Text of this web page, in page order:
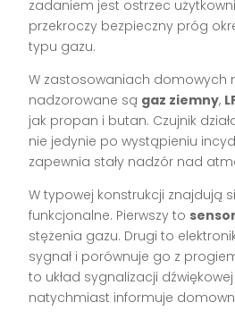
zadaniem jest ostrzec
przekroczy bezpieczny próg
typu gazu.
W zastosowaniach domowych
nadzorowane są gaz ziemny,
jak propan i butan. Czujnik
nie jedynie po wystąpieniu
zapewnia stały nadzór nad
W typowej konstrukcji znajdują
funkcjonalne. Pierwszy to sensor
stężenia gazu. Drugi to
sygnał i porównuje go z
to układ sygnalizacji
natychmiast informuje